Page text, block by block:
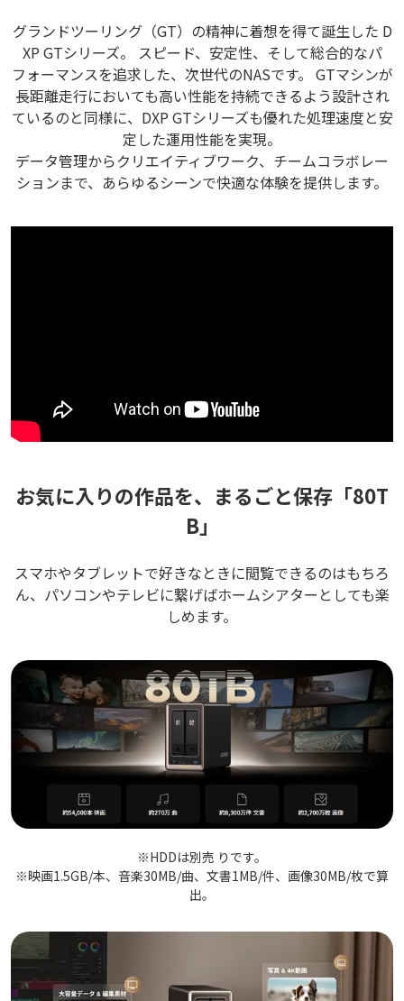
グランドツーリング（GT）の精神に着想を得て誕生した D
XP GTシリーズ。 スピード、安定性、そして総合的なパ
フォーマンスを追求した、次世代のNASです。 GTマシンが
長距離走行においても高い性能を持続できるよう設計され
ているのと同様に、DXP GTシリーズも優れた処理速度と安
定した運用性能を実現。
データ管理からクリエイティブワーク、チームコラボレー
ションまで、あらゆるシーンで快適な体験を提供します。
お気に入りの作品を、まるごと保存「80T
B」
スマホやタブレットで好きなときに閲覧できるのはもちろ
ん、パソコンやテレビに繋げばホームシアターとしても楽
しめます。
※HDDは別売 りです。
※映画1.5GB/本、音楽30MB/曲、文書1MB/件、画像30MB/枚で算
出。